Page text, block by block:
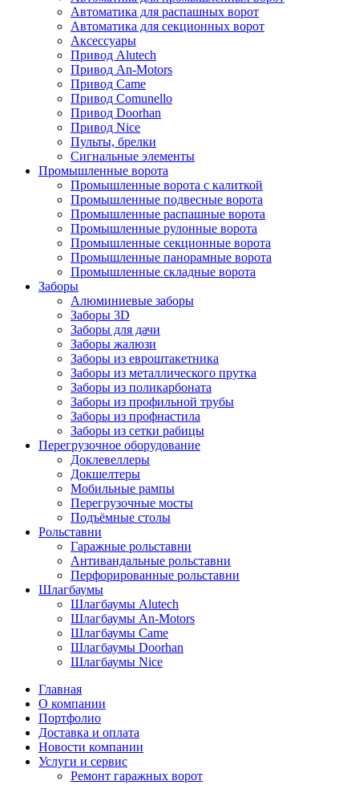
Автоматика для распашных ворот
Автоматика для секционных ворот
Аксессуары
Привод Alutech
Привод An-Motors
Привод Came
Привод Comunello
Привод Doorhan
Привод Nice
Пульты, брелки
Сигнальные элементы
Промышленные ворота
Промышленные ворота с калиткой
Промышленные подвесные ворота
Промышленные распашные ворота
Промышленные рулонные ворота
Промышленные секционные ворота
Промышленные панорамные ворота
Промышленные складные ворота
Заборы
Алюминиевые заборы
Заборы 3D
Заборы для дачи
Заборы жалюзи
Заборы из евроштакетника
Заборы из металлического прутка
Заборы из поликарбоната
Заборы из профильной трубы
Заборы из профнастила
Заборы из сетки рабицы
Перегрузочное оборудование
Доклевеллеры
Докшелтеры
Мобильные рампы
Перегрузочные мосты
Подъёмные столы
Рольставни
Гаражные рольставни
Антивандальные рольставни
Перфорированные рольставни
Шлагбаумы
Шлагбаумы Alutech
Шлагбаумы An-Motors
Шлагбаумы Came
Шлагбаумы Doorhan
Шлагбаумы Nice
Главная
О компании
Портфолио
Доставка и оплата
Новости компании
Услуги и сервис
Ремонт гаражных ворот